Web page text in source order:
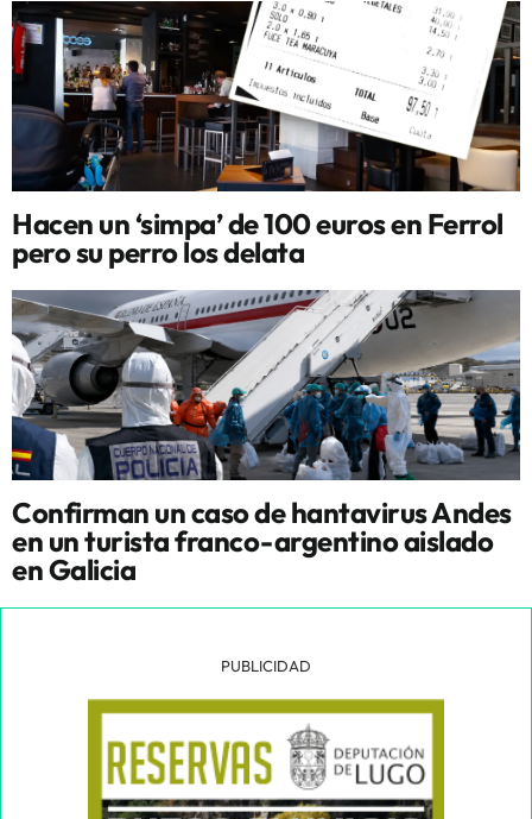
Hacen un ‘simpa’ de 100 euros en Ferrol
pero su perro los delata
Confirman un caso de hantavirus Andes
en un turista franco-argentino aislado
en Galicia
PUBLICIDAD